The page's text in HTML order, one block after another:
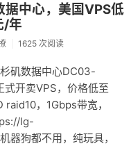
中心，美国VPS低
/年
1625 次阅读
矶数据中心DC03-
开卖VPS，价格低至
，1Gbps带宽，
lg-
狗都不用，纯玩具，